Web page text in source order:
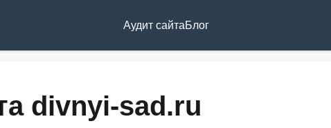
Аудит сайтаБлог
divnyi-sad.ru